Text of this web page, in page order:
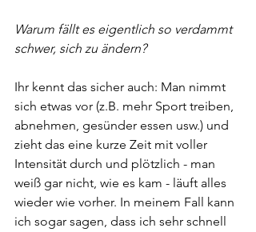
Warum fällt es eigentlich so verdammt
schwer, sich zu ändern?
Ihr kennt das sicher auch: Man nimmt
sich etwas vor (z.B. mehr Sport treiben,
abnehmen, gesünder essen usw.) und
zieht das eine kurze Zeit mit voller
Intensität durch und plötzlich - man
weiß gar nicht, wie es kam - läuft alles
wieder wie vorher. In meinem Fall kann
ich sogar sagen, dass ich sehr schnell